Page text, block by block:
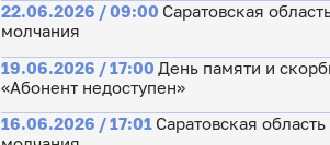
22.06.2026 / 09:00 Саратовская
молчания
19.06.2026 / 17:00 День памяти и
«Абонент недоступен»
16.06.2026 / 17:01 Саратовская